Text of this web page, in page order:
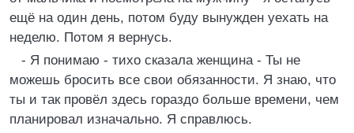
ещё на один день, потом буду вынужден уехать на
неделю. Потом я вернусь.
- Я понимаю - тихо сказала женщина - Ты не
можешь бросить все свои обязанности. Я знаю, что
ты и так провёл здесь гораздо больше времени, чем
планировал изначально. Я справлюсь.